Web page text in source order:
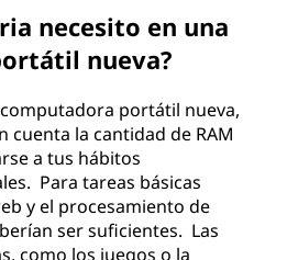
necesito en una
nueva?
portátil nueva,
la cantidad de RAM
a tus hábitos
Para tareas básicas
y el procesamiento de
ser suficientes. Las
como los juegos o la